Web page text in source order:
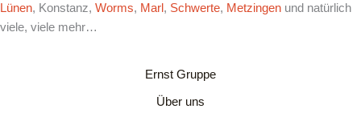
Lünen, Konstanz, Worms, Marl , Schwerte, Metzingen und natürlich
viele, viele mehr…
Ernst Gruppe
Über uns